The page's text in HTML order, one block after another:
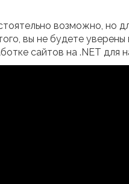
возможно, но
вы не будете
сайтов на .NET для